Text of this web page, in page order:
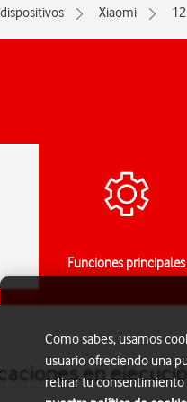
Xiaomi
Funciones principales
en
Como sabes, usamos
usuario ofreciendo una
retirar tu consentimiento